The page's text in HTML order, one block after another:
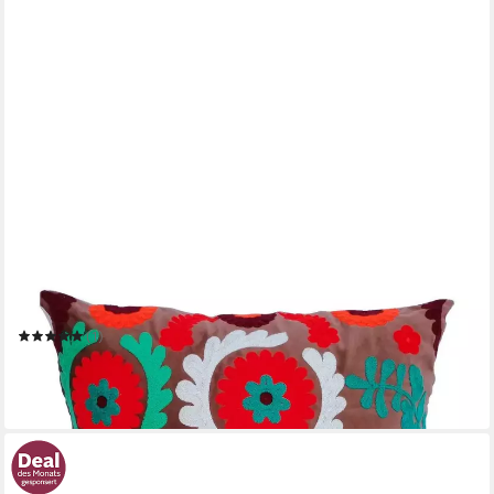
Füllung
(1)
9,00 € 24,00 €
in 3-4 Werktagen bei dir